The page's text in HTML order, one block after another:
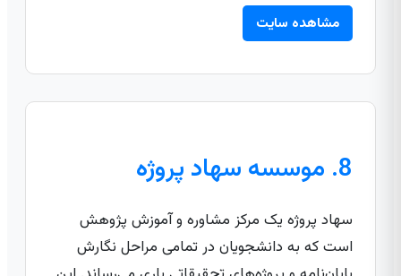
مشاهده سایت
8. موسسه سهاد پروژه
سهاد پروژه یک مرکز مشاوره و آموزش پژوهش
است که به دانشجویان در تمامی مراحل نگارش